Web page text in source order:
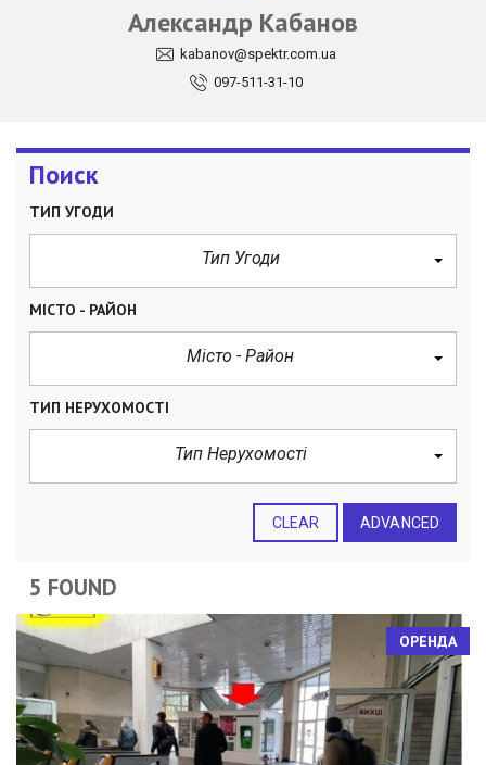
Александр Кабанов
kabanov@spektr.com.ua
097-511-31-10
Поиск
ТИП УГОДИ
Тип Угоди
МІСТО - РАЙОН
Місто - Район
ТИП НЕРУХОМОСТІ
Тип Нерухомості
CLEAR ADVANCED
5 FOUND
ОРЕНДА